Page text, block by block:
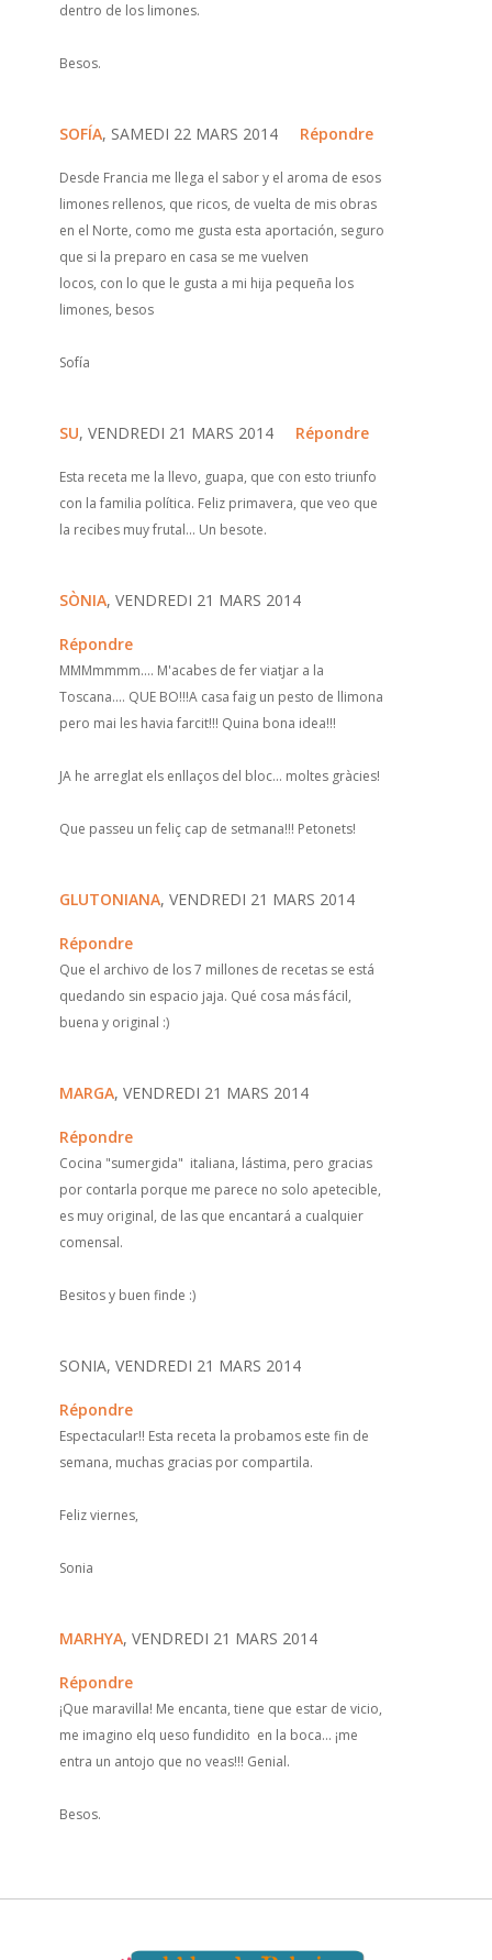
dentro de los limones.
Besos.
SOFÍA, SAMEDI 22 MARS 2014 Répondre
Desde Francia me llega el sabor y el aroma de esos
limones rellenos, que ricos, de vuelta de mis obras
en el Norte, como me gusta esta aportación, seguro
que si la preparo en casa se me vuelven
locos, con lo que le gusta a mi hija pequeña los
limones, besos
Sofía
SU, VENDREDI 21 MARS 2014 Répondre
Esta receta me la llevo, guapa, que con esto triunfo
con la familia política. Feliz primavera, que veo que
la recibes muy frutal... Un besote.
SÒNIA, VENDREDI 21 MARS 2014
Répondre
MMMmmmm.... M'acabes de fer viatjar a la
Toscana.... QUE BO!!!A casa faig un pesto de llimona
pero mai les havia farcit!!! Quina bona idea!!!
JA he arreglat els enllaços del bloc... moltes gràcies!
Que passeu un feliç cap de setmana!!! Petonets!
GLUTONIANA, VENDREDI 21 MARS 2014
Répondre
Que el archivo de los 7 millones de recetas se está
quedando sin espacio jaja. Qué cosa más fácil,
buena y original :)
MARGA, VENDREDI 21 MARS 2014
Répondre
Cocina "sumergida" italiana, lástima, pero gracias
por contarla porque me parece no solo apetecible,
es muy original, de las que encantará a cualquier
comensal.
Besitos y buen finde :)
SONIA, VENDREDI 21 MARS 2014
Répondre
Espectacular!! Esta receta la probamos este fin de
semana, muchas gracias por compartila.
Feliz viernes,
Sonia
MARHYA, VENDREDI 21 MARS 2014
Répondre
¡Que maravilla! Me encanta, tiene que estar de vicio,
me imagino elq ueso fundidito en la boca... ¡me
entra un antojo que no veas!!! Genial.
Besos.